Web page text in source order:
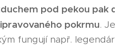
pod pekou pak
pokrmu.
fungují např.